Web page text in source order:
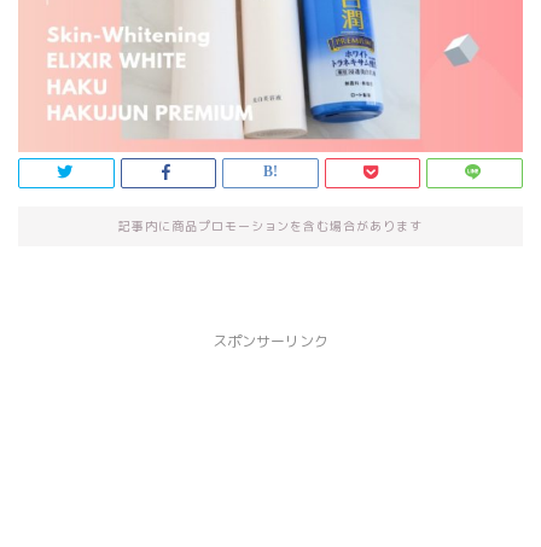
記事内に商品プロモーションを含む場合があります
スポンサーリンク